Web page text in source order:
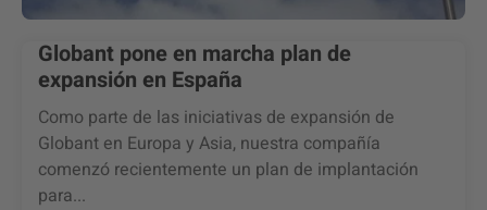
Globant pone en marcha plan de
expansión en España
Como parte de las iniciativas de expansión de
Globant en Europa y Asia, nuestra compañía
comenzó recientemente un plan de implantación
para...